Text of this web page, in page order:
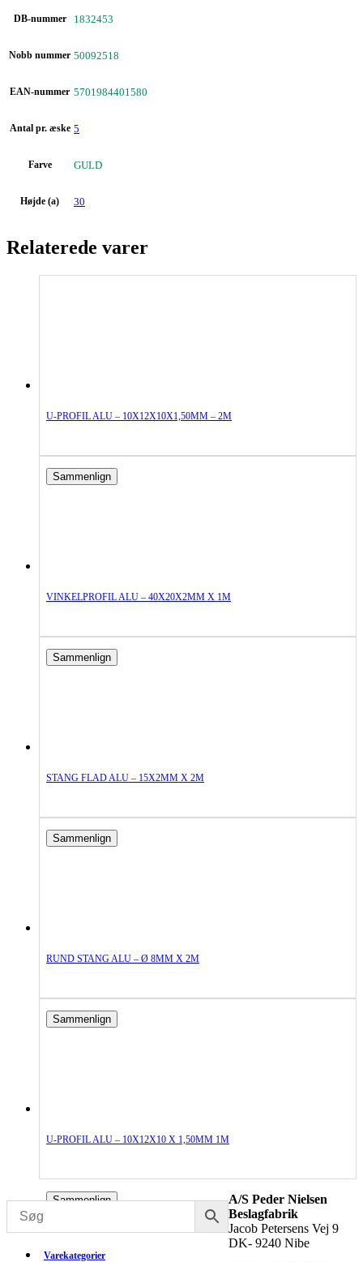
DB-nummer 1832453
Nobb nummer 50092518
EAN-nummer 5701984401580
Antal pr. æske 5
Farve GULD
Højde (a) 30
Relaterede varer
U-PROFIL ALU – 10X12X10X1,50MM – 2M
Sammenlign
VINKELPROFIL ALU – 40X20X2MM X 1M
Sammenlign
STANG FLAD ALU – 15X2MM X 2M
Sammenlign
RUND STANG ALU – Ø 8MM X 2M
Sammenlign
U-PROFIL ALU – 10X12X10 X 1,50MM 1M
Sammenlign
Varekategorier
A/S Peder Nielsen
Beslagfabrik
Jacob Petersens Vej 9
DK- 9240 Nibe